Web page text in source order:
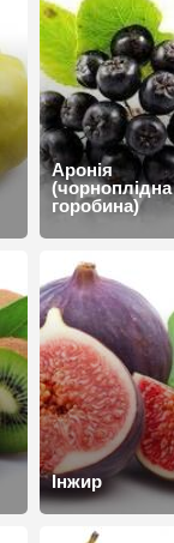
Аронія
(чорноплідна
горобина)
Інжир